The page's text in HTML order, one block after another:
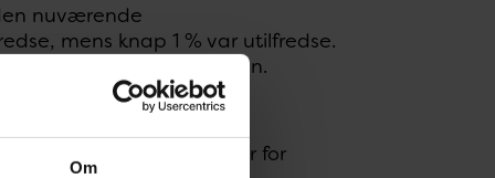
Om
nuværende
mens knap 1 % var utilfredse.
end én gang om ugen.
15 % mente, at det var for